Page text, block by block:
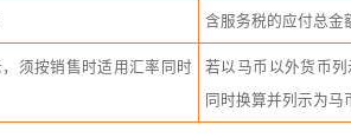
含服务税的应付总金
须按销售时适用汇率同时
若以马币以外货币
同时换算并列示为马